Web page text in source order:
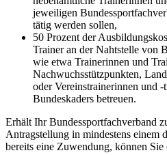
jeweiligen
tätig werden sollen,
50 Prozent der
Trainer an der Nahtstelle von
wie etwa Trainerinnen und
Nachwuchsstützpunkten,
oder Vereinstrainerinnen und
Bundeskaders betreuen.
Erhält Ihr Bundessportfachverband
Antragstellung in mindestens einem
bereits eine Zuwendung, können